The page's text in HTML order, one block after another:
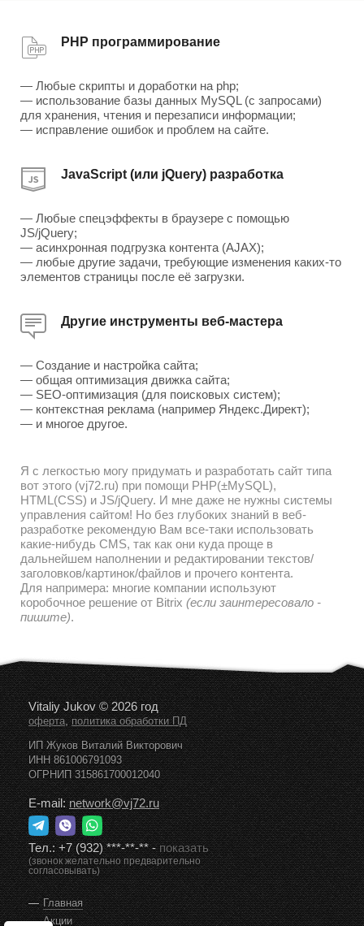
PHP программирование
— Любые скрипты и доработки на php;
— использование базы данных MySQL (с запросами)
для хранения, чтения и перезаписи информации;
— исправление ошибок и проблем на сайте.
JavaScript (или jQuery) разработка
— Любые спецэффекты в браузере с помощью
JS/jQuery;
— асинхронная подгрузка контента (AJAX);
— любые другие задачи, требующие изменения каких-то
элементов страницы после её загрузки.
Другие инструменты веб-мастера
— Создание и настройка сайта;
— общая оптимизация движка сайта;
— SEO-оптимизация (для поисковых систем);
— контекстная реклама (например Яндекс.Директ);
— и многое другое.
Я с легкостью могу придумать и разработать сайт типа
вот этого (vj72.ru) при помощи PHP(±MySQL),
HTML(CSS) и JS/jQuery. И мне даже не нужны системы
управления сайтом! Но без глубоких знаний в веб-
разработке рекомендую Вам все-таки использовать
какие-нибудь CMS, так как они куда проще в
дальнейшем наполнении и редактировании текстов/
заголовков/картинок/файлов и прочего контента.
Для напримера: многие компании используют
коробочное решение от Bitrix (если заинтересовало -
пишите).
Vitaliy Jukov © 2026 год
оферта,политика обработки ПД
ИП Жуков Виталий Викторович
ИНН 861006791093
ОГРНИП 315861700012040
E-mail:network@vj72.ru
Тел.:+7 (932) ***-**-**-показать
(звонок желательно предварительно
согласовывать)
Главная
Акции